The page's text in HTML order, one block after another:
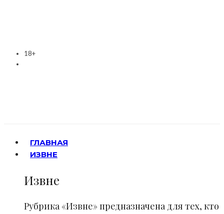
18+
ГЛАВНАЯ
ИЗВНЕ
Извне
Рубрика «Извне» предназначена для тех, кто